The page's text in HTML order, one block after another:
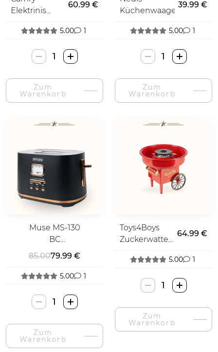
Elektrinis
60.99 €
5.00 1
Camry
Elektrinis
Virdulys-
Menge
Zum
Warenkorb
Küchenwaage
39.99 €
5.00 1
Nedis
Virtuvės
Svarstyklės-
Menge
Zum
Warenkorb
Muse MS-130
BC
Schraubendreher
85.0079.99 €
5.00 1
Muse
130
BC
Skrudintuvė-
Zum
Warenkorb
Toys4Boys
Zuckerwatte-
64.99 €
5.00 1
Toys4Boys
Cukraus
Vatos
Gaminimo
Mašina-
Zum
Warenkorb